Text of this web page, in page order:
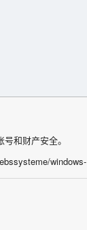
和财产安全。